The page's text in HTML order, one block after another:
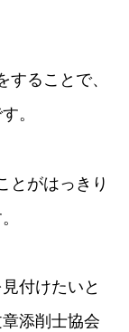
することで、
。
とがはっきり
付けたいと
添削士協会